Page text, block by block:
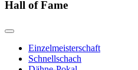
Hall of Fame
Einzelmeisterschaft
Schnellschach